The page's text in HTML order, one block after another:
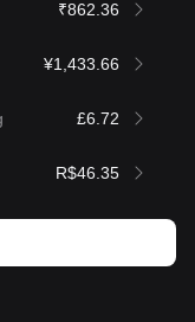
₹862.36
¥1,433.66
£6.72
R$46.35